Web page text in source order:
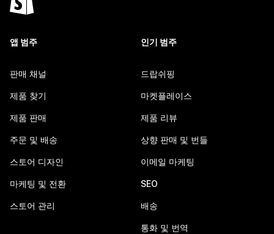
앱 범주
판매 채널
제품 찾기
제품 판매
주문 및 배송
스토어 디자인
마케팅 및 전환
스토어 관리
인기 범주
드랍쉬핑
마켓플레이스
제품 리뷰
상향 판매 및 번들
이메일 마케팅
SEO
배송
통화 및 번역